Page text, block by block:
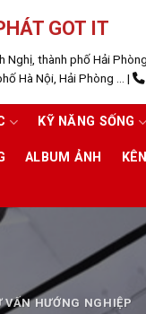
GOT IT
Nghị, thành phố Hải Phòng
Hà Nội, Hải Phòng ... |
KỸ NĂNG SỐNG
ALBUM ẢNH
VẤN HƯỚNG NGHIỆP